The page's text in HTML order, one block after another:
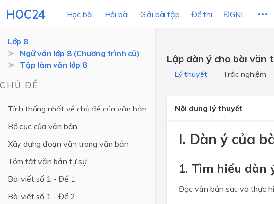
HOC24 Học bài Hỏi bài Giải bài tập Đề thi ĐGNL
LỚP HỌC
Lớp 11
Lớp 10
Lớp 9
Lớp 8
Lớp 7
Lớp 6
MÔN HỌC
Lớp 8
Ngữ văn lớp 8 (Chương trình cũ)
Tập làm văn lớp 8
CHỦ ĐỀ
Tính thống nhất về chủ đề của văn bản
Bố cục của văn bản
Xây dựng đoạn văn trong văn bản
Tóm tắt văn bản tự sự
Bài viết số 1 - Đề 1
Bài viết số 1 - Đề 2
Lập dàn ý cho bài văn
Lý thuyết Trắc nghiệm
Nội dung lý thuyết
I. Dàn ý của
1. Tìm hiểu dàn
Đọc văn bản sau và thực